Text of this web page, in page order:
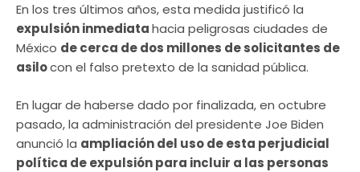
En los tres últimos años, esta medida justificó la
expulsión inmediatahacia peligrosas ciudades de
México de cerca de dos millones de solicitantes de
asilocon el falso pretexto de la sanidad pública.
En lugar de haberse dado por finalizada, en octubre
pasado, la administración del presidente Joe Biden
anunció la ampliación del uso de esta perjudicial
política de expulsión para incluir a las personas